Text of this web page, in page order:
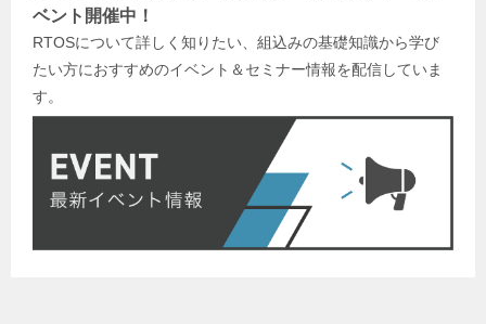
ベント開催中！
RTOSについて詳しく知りたい、組込みの基礎知識から学び
たい方におすすめのイベント＆セミナー情報を配信していま
す。